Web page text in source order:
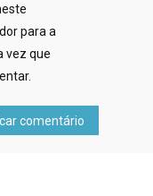
para a
vez que